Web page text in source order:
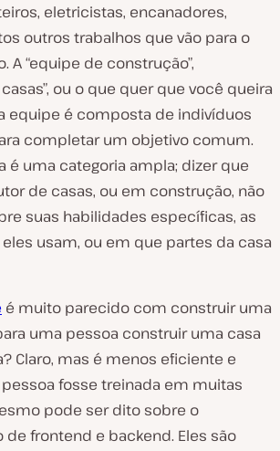
eletricistas, encanadores,
outros trabalhos que vão para o
A “equipe de construção”,
ou o que quer que você queira
equipe é composta de indivíduos
completar um objetivo comum.
é uma categoria ampla; dizer que
de casas, ou em construção, não
suas habilidades específicas, as
usam, ou em que partes da casa
é muito parecido com construir uma
uma pessoa construir uma casa
Claro, mas é menos eficiente e
fosse treinada em muitas
pode ser dito sobre o
frontend e backend. Eles são